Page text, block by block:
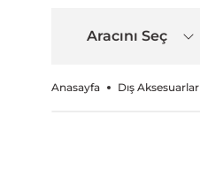
Aracını Seç
Anasayfa Dış Aksesuarlar